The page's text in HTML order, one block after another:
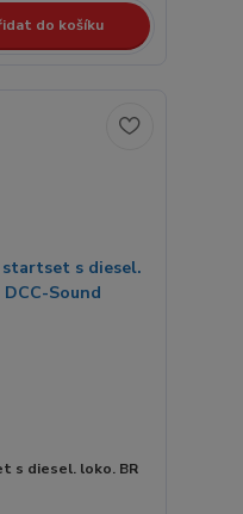
do košíku
s diesel. loko. BR